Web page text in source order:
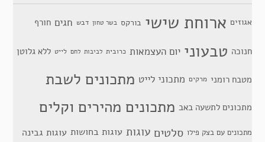
אגוזים ארוחת שישי בורקס בשר טחון דבש חגים חורף
חנוכה טבעוני יום העצמאות כרובית לביבות לחם לייט ללא גלוטן
מטבח רומני מרקים מתכוני לייט מתכונים לשבת
מתכונים לתשעה באב מתכונים מהירים וקלים
מתכונים עם בצק פילו סלטים עוגות עוגות בחושות עוגות גבינה